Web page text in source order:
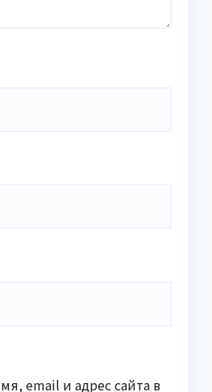
email и адрес сайта в